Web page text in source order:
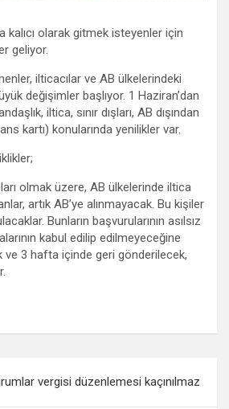
kalıcı olarak gitmek isteyenler için
geliyor.
ilticacılar ve AB ülkelerindeki
değişimler başlıyor. 1 Haziran’dan
iltica, sınır dışları, AB dışından
kartı) konularında yenilikler var.
olmak üzere, AB ülkelerinde iltica
artık AB’ye alınmayacak. Bu kişiler
Bunların başvurularının asılsız
kabul edilip edilmeyeceğine
ve 3 hafta içinde geri gönderilecek,
vergisi düzenlemesi kaçınılmaz